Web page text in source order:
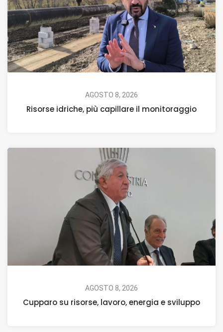
AGOSTO 8, 2026
Risorse idriche, più capillare il monitoraggio
AGOSTO 8, 2026
Cupparo su risorse, lavoro, energia e sviluppo